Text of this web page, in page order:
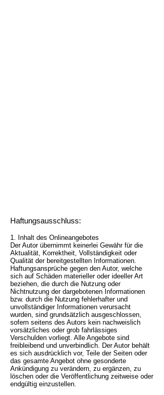
Haftungsausschluss:
1. Inhalt des Onlineangebotes
Der Autor übernimmt keinerlei Gewähr für die
Aktualität, Korrektheit, Vollständigkeit oder
Qualität der bereitgestellten Informationen.
Haftungsansprüche gegen den Autor, welche
sich auf Schäden materieller oder ideeller Art
beziehen, die durch die Nutzung oder
Nichtnutzung der dargebotenen Informationen
bzw. durch die Nutzung fehlerhafter und
unvollständiger Informationen verursacht
wurden, sind grundsätzlich ausgeschlossen,
sofern seitens des Autors kein nachweislich
vorsätzliches oder grob fahrlässiges
Verschulden vorliegt. Alle Angebote sind
freibleibend und unverbindlich. Der Autor behält
es sich ausdrücklich vor, Teile der Seiten oder
das gesamte Angebot ohne gesonderte
Ankündigung zu verändern, zu ergänzen, zu
löschen oder die Veröffentlichung zeitweise oder
endgültig einzustellen.